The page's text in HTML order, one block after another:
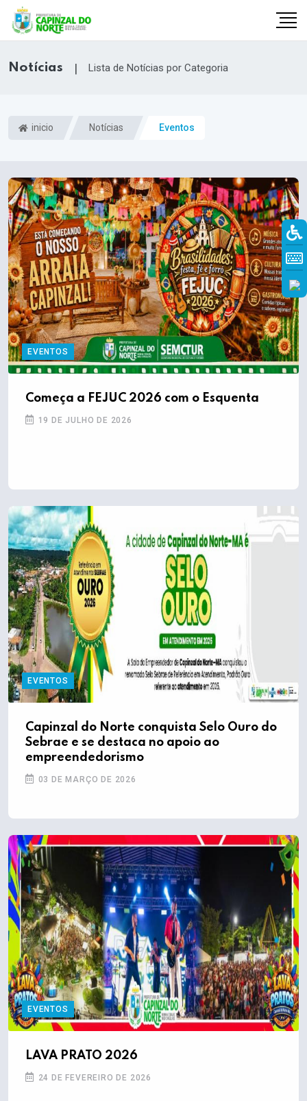
Notícias | Lista de Notícias por Categoria
inicio Notícias Eventos
EVENTOS
Começa a FEJUC 2026 com o Esquenta
19 DE JULHO DE 2026
EVENTOS
Capinzal do Norte conquista Selo Ouro do
Sebrae e se destaca no apoio ao
empreendedorismo
03 DE MARÇO DE 2026
EVENTOS
LAVA PRATO 2026
24 DE FEVEREIRO DE 2026